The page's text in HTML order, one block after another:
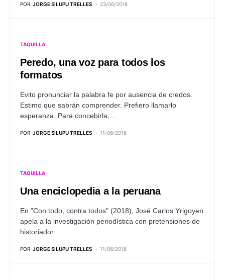
POR JORGE SILUPU TRELLES 23/06/2018
TAQUILLA
Peredo, una voz para todos los
formatos
Evito pronunciar la palabra fe por ausencia de credos.
Estimo que sabrán comprender. Prefiero llamarlo
esperanza. Para concebirla,…
POR JORGE SILUPU TRELLES 11/06/2018
TAQUILLA
Una enciclopedia a la peruana
En "Con todo, contra todos" (2018), José Carlos Yrigoyen
apela a la investigación periodística con pretensiones de
historiador.
POR JORGE SILUPU TRELLES 11/06/2018